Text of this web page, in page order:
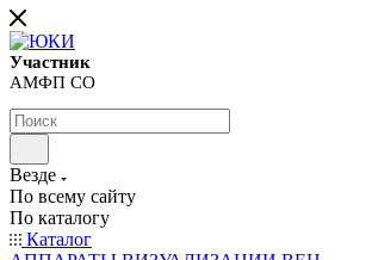
Участник
АМФП СО
Везде
По всему сайту
По каталогу
Каталог